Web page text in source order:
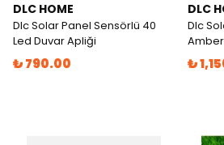
DLC HOME
Dlc Solar Panel Sensörlü 40
Led Duvar Apliği
₺ 790.00
DLC
Dlc
Amber
₺